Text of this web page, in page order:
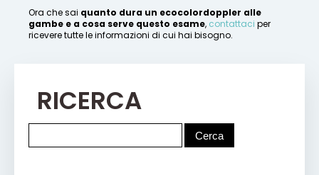
Ora che sai quanto dura un ecocolordoppler alle
gambe e a cosa serve questo esame, contattaci per
ricevere tutte le informazioni di cui hai bisogno.
RICERCA